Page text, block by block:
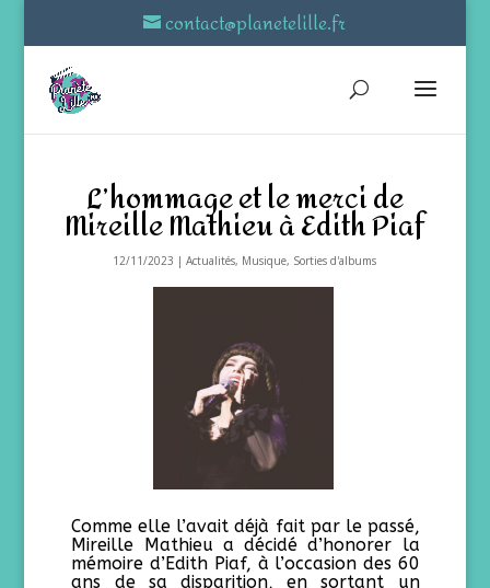
contact@planetelille.fr
L’hommage et le merci de
Mireille Mathieu à Edith Piaf
12/11/2023 |Actualités, Musique, Sorties d'albums
Comme elle l’avait déjà fait par le passé,
Mireille Mathieu a décidé d’honorer la
mémoire d’Edith Piaf, à l’occasion des 60
ans de sa disparition, en sortant un